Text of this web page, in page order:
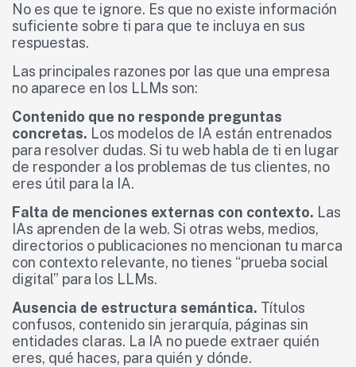
No es que te ignore. Es que no existe información
suficiente sobre ti para que te incluya en sus
respuestas.
Las principales razones por las que una empresa
no aparece en los LLMs son:
Contenido que no responde preguntas
concretas. Los modelos de IA están entrenados
para resolver dudas. Si tu web habla de ti en lugar
de responder a los problemas de tus clientes, no
eres útil para la IA.
Falta de menciones externas con contexto. Las
IAs aprenden de la web. Si otras webs, medios,
directorios o publicaciones no mencionan tu marca
con contexto relevante, no tienes “prueba social
digital” para los LLMs.
Ausencia de estructura semántica. Títulos
confusos, contenido sin jerarquía, páginas sin
entidades claras. La IA no puede extraer quién
eres, qué haces, para quién y dónde.